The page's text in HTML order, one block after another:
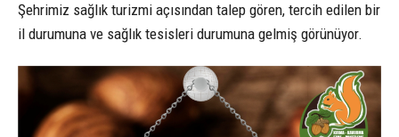
Şehrimiz sağlık turizmi açısından talep gören, tercih edilen bir
il durumuna ve sağlık tesisleri durumuna gelmiş görünüyor.